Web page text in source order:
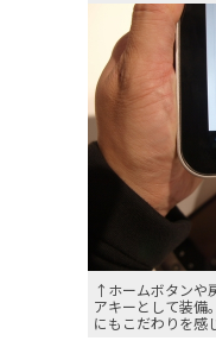
↑ホームボタンや
アキーとして装備
にもこだわりを感